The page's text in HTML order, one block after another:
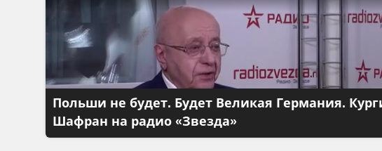
Польши не будет. Будет Великая Германия.
Шафран на радио «Звезда»